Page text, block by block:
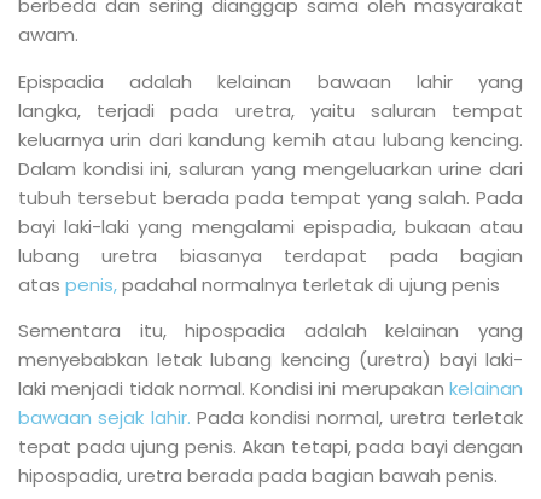
berbeda dan sering dianggap sama oleh masyarakat
awam.
Epispadia adalah kelainan bawaan lahir yang
langka, terjadi pada uretra, yaitu saluran tempat
keluarnya urin dari kandung kemih atau lubang kencing.
Dalam kondisi ini, saluran yang mengeluarkan urine dari
tubuh tersebut berada pada tempat yang salah. Pada
bayi laki-laki yang mengalami epispadia, bukaan atau
lubang uretra biasanya terdapat pada bagian
atas penis,padahal normalnya terletak di ujung penis
Sementara itu, hipospadia adalah kelainan yang
menyebabkan letak lubang kencing (uretra) bayi laki-
laki menjadi tidak normal. Kondisi ini merupakan kelainan
bawaan sejak lahir. Pada kondisi normal, uretra terletak
tepat pada ujung penis. Akan tetapi, pada bayi dengan
hipospadia, uretra berada pada bagian bawah penis.